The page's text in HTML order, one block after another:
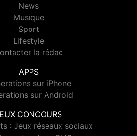
News
Musique
Sport
Lifestyle
la rédac
APPS
sur iPhone
sur Android
CONCOURS
: Jeux réseaux sociaux